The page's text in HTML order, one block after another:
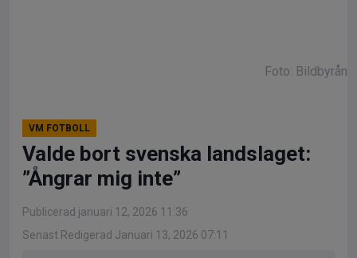
Foto: Bildbyrån
VM FOTBOLL
Valde bort svenska landslaget:
”Ångrar mig inte”
Publicerad januari 12, 2026 11:36
Senast Redigerad Januari 13, 2026 07:11